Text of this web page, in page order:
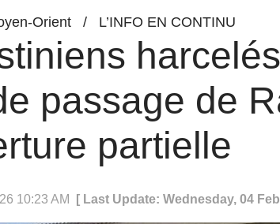
Orient / L’INFO EN CONTINU
passage de
partielle
10:23 AM [ Last Update: Wednesday, 04